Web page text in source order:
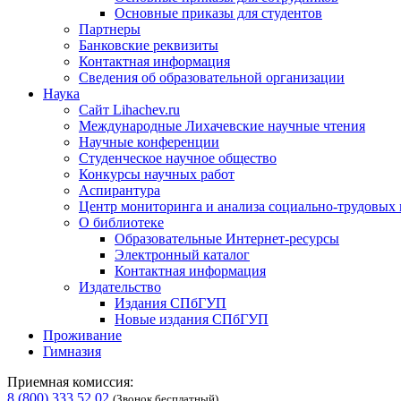
Основные приказы для студентов
Партнеры
Банковские реквизиты
Контактная информация
Сведения об образовательной организации
Наука
Сайт Lihachev.ru
Международные Лихачевские научные чтения
Научные конференции
Студенческое научное общество
Конкурсы научных работ
Аспирантура
Центр мониторинга и анализа социально-трудовых
О библиотеке
Образовательные Интернет-ресурсы
Электронный каталог
Контактная информация
Издательство
Издания СПбГУП
Новые издания СПбГУП
Проживание
Гимназия
Приемная комиссия:
8 (800) 333 52 02